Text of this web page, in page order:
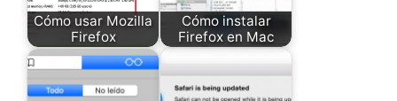
Cómo usar Mozilla
Firefox
Cómo instalar
Firefox en Mac